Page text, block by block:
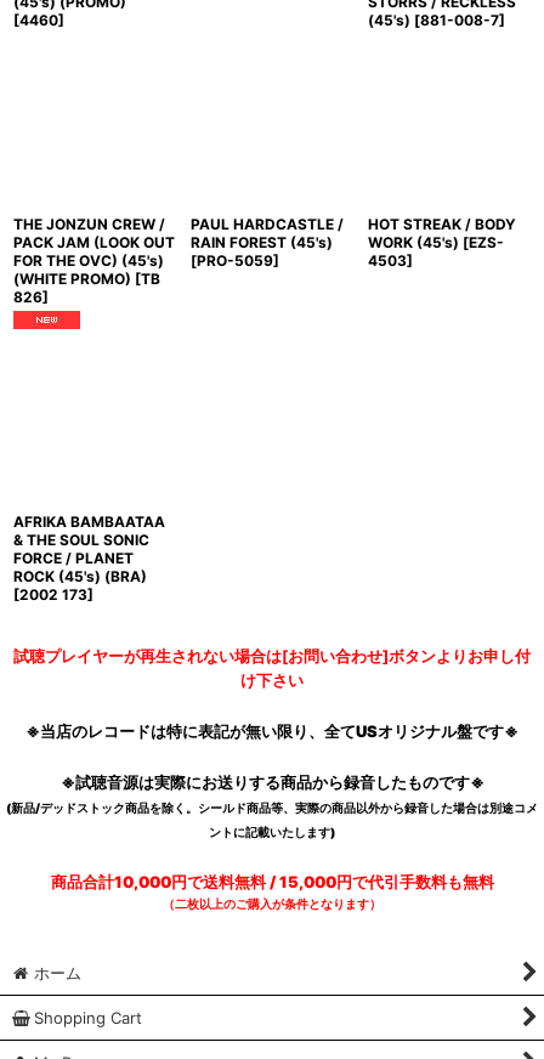
[4460]
(45's) [881-008-7]
THE JONZUN CREW /
PACK JAM (LOOK OUT
FOR THE OVC) (45's)
(WHITE PROMO) [TB
826]
PAUL HARDCASTLE /
RAIN FOREST (45's)
[PRO-5059]
HOT STREAK / BODY
WORK (45's) [EZS-
4503]
AFRIKA BAMBAATAA
& THE SOUL SONIC
FORCE / PLANET
ROCK (45's) (BRA)
[2002 173]
試聴プレイヤーが再生されない場合は[お問い合わせ]ボタンよりお申し付
け下さい
※当店のレコードは特に表記が無い限り、全てUSオリジナル盤です※
※試聴音源は実際にお送りする商品から録音したものです※
(新品/デッドストック商品を除く。シールド商品等、実際の商品以外から録音した場合は別途コメ
ントに記載いたします)
商品合計10,000円で送料無料 / 15,000円で代引手数料も無料
（二枚以上のご購入が条件となります）
ホーム
Shopping Cart